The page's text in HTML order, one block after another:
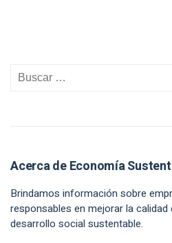
Acerca de Economía
Brindamos información sobre
responsables en mejorar la
desarrollo social sustentable.